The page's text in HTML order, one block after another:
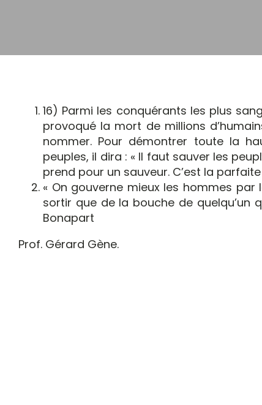
16) Parmi les conquérants les plus
provoqué la mort de millions
nommer. Pour démontrer toute la
peuples, il dira : « Il faut sauver les
prend pour un sauveur. C’est la
« On gouverne mieux les hommes
sortir que de la bouche de quelqu’un
Bonapart
Prof. Gérard Gène.